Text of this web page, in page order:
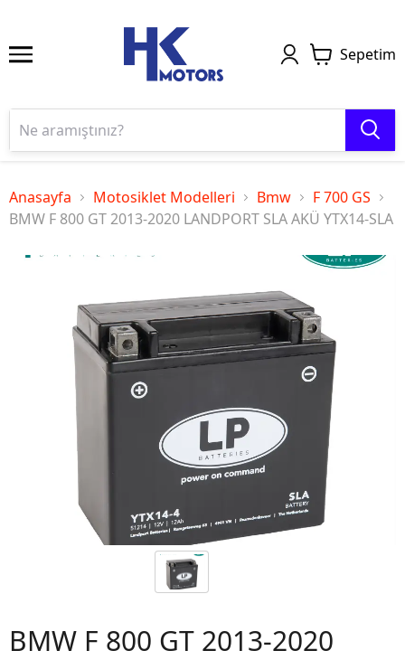
Sepetim
Anasayfa Motosiklet Modelleri Bmw
F 700 GS
BMW F 800 GT 2013-2020 LANDPORT SLA AKÜ YTX14-SLA
BMW F 800 GT 2013-2020